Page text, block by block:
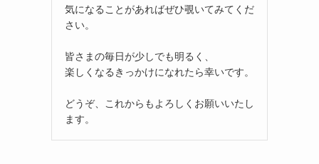
気になることがあればぜひ覗いてみてくだ
さい。
皆さまの毎日が少しでも明るく、
楽しくなるきっかけになれたら幸いです。
どうぞ、これからもよろしくお願いいたし
ます。